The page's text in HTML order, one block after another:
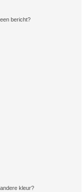
bericht?
kleur?